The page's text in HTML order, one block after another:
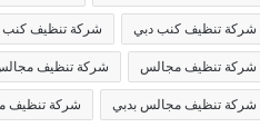
شركة تنظيف كنب دبي شركة تنظيف
شركة تنظيف مجالس شركة تنظيف
شركة تنظيف مجالس بدبي شركة تنظيف